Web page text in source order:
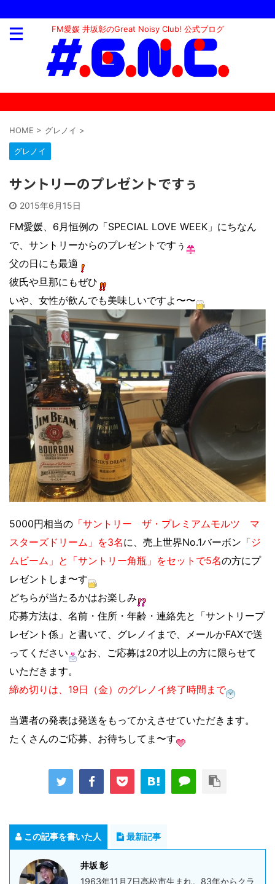
FM愛媛 井坂彰のGreat Noisy Club! 公式ブログ
HOME > グレノイ >
グレノイ
サントリーのプレゼントですぅ
2015年6月15日
FM愛媛、6月恒例の「SPECIAL LOVE WEEK」にちなん
で、サントリーからのプレゼントですぅ
父の日にも最適
彼氏や旦那にもぜひ
いや、女性が飲んでも美味しいですよ〜〜
5000円相当の 「サントリー ザ・プレミアムモルツ マ
スターズドリーム」を3名に、売上世界No.1バーボン「ジ
ムビーム」と「サントリー角瓶」をセットで5名の方にプ
レゼントしま〜す
どちらが当たるかはお楽しみ
応募方法は、名前・住所・年齢・連絡先と「サントリープ
レゼント係」と書いて、グレノイまで、メールかFAXで送
ってください
なお、ご応募は20才以上の方に限らせて
いただきます。
締め切りは、19日（金）のグレノイ終了時間まで
当選者の発表は発送をもってかえさせていただきます。
たくさんのご応募、お待ちしてま〜す
この記事を書いた人 最新記事
井坂 彰
1963年11月7日高松市生まれ。83年からクラ